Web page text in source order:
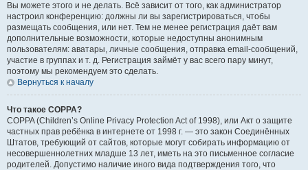
Вы можете этого и не делать. Всё зависит от того, как администратор
настроил конференцию: должны ли вы зарегистрироваться, чтобы
размещать сообщения, или нет. Тем не менее регистрация даёт вам
дополнительные возможности, которые недоступны анонимным
пользователям: аватары, личные сообщения, отправка email-сообщений,
участие в группах и т. д. Регистрация займёт у вас всего пару минут,
поэтому мы рекомендуем это сделать.
Вернуться к началу
Что такое COPPA?
COPPA (Children’s Online Privacy Protection Act of 1998), или Акт о защите
частных прав ребёнка в интернете от 1998 г. — это закон Соединённых
Штатов, требующий от сайтов, которые могут собирать информацию от
несовершеннолетних младше 13 лет, иметь на это письменное согласие
родителей. Допустимо наличие иного вида подтверждения того, что